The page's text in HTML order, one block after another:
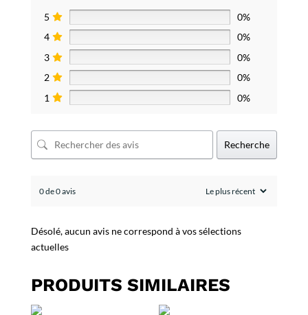
5
0%
4
0%
3
0%
2
0%
1
0%
Recherche
0 de 0 avis
Désolé, aucun avis ne correspond à vos sélections
actuelles
PRODUITS SIMILAIRES